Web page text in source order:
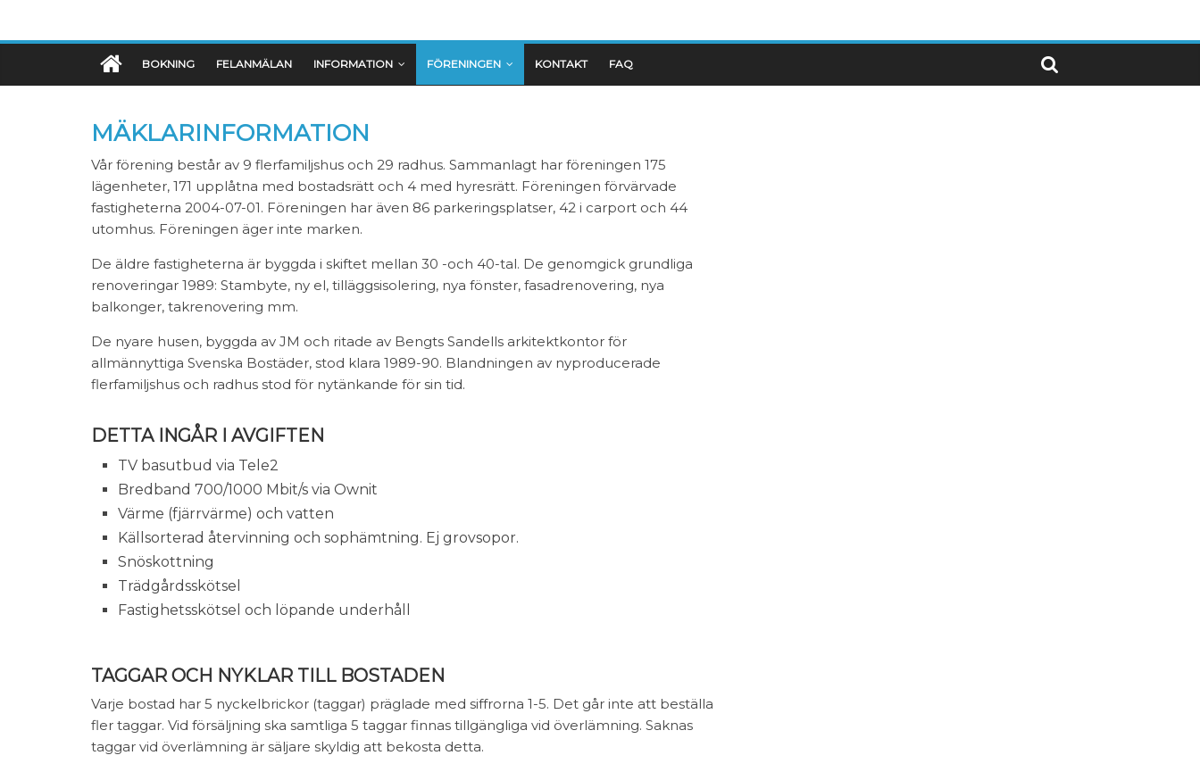
BOKNING FELANMÄLAN INFORMATION FÖRENINGEN KONTAKT FAQ
MÄKLARINFORMATION
Vår förening består av 9 flerfamiljshus och 29 radhus. Sammanlagt har föreningen 175
lägenheter, 171 upplåtna med bostadsrätt och 4 med hyresrätt. Föreningen förvärvade
fastigheterna 2004-07-01. Föreningen har även 86 parkeringsplatser, 42 i carport och 44
utomhus. Föreningen äger inte marken.
De äldre fastigheterna är byggda i skiftet mellan 30 -och 40-tal. De genomgick grundliga
renoveringar 1989: Stambyte, ny el, tilläggsisolering, nya fönster, fasadrenovering, nya
balkonger, takrenovering mm.
De nyare husen, byggda av JM och ritade av Bengts Sandells arkitektkontor för
allmännyttiga Svenska Bostäder, stod klara 1989-90. Blandningen av nyproducerade
flerfamiljshus och radhus stod för nytänkande för sin tid.
DETTA INGÅR I AVGIFTEN
TV basutbud via Tele2
Bredband 700/1000 Mbit/s via Ownit
Värme (fjärrvärme) och vatten
Källsorterad återvinning och sophämtning. Ej grovsopor.
Snöskottning
Trädgårdsskötsel
Fastighetsskötsel och löpande underhåll
TAGGAR OCH NYKLAR TILL BOSTADEN
Varje bostad har 5 nyckelbrickor (taggar) präglade med siffrorna 1-5. Det går inte att beställa
fler taggar. Vid försäljning ska samtliga 5 taggar finnas tillgängliga vid överlämning. Saknas
taggar vid överlämning är säljare skyldig att bekosta detta.